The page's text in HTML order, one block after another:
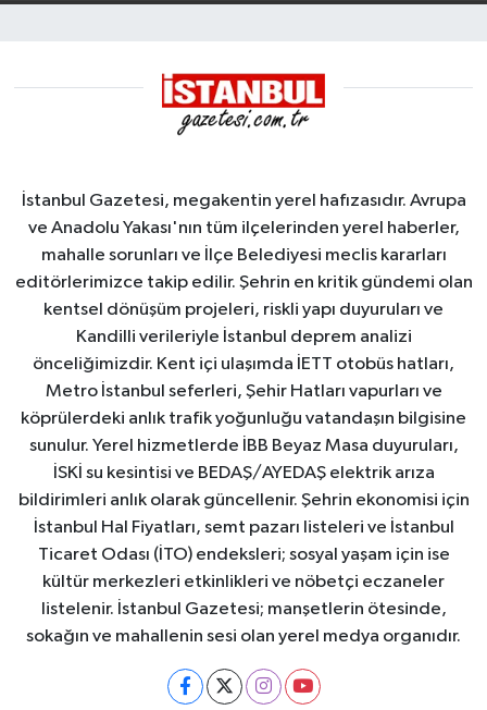
İstanbul Gazetesi, megakentin yerel hafızasıdır. Avrupa
ve Anadolu Yakası'nın tüm ilçelerinden yerel haberler,
mahalle sorunları ve İlçe Belediyesi meclis kararları
editörlerimizce takip edilir. Şehrin en kritik gündemi olan
kentsel dönüşüm projeleri, riskli yapı duyuruları ve
Kandilli verileriyle İstanbul deprem analizi
önceliğimizdir. Kent içi ulaşımda İETT otobüs hatları,
Metro İstanbul seferleri, Şehir Hatları vapurları ve
köprülerdeki anlık trafik yoğunluğu vatandaşın bilgisine
sunulur. Yerel hizmetlerde İBB Beyaz Masa duyuruları,
İSKİ su kesintisi ve BEDAŞ/AYEDAŞ elektrik arıza
bildirimleri anlık olarak güncellenir. Şehrin ekonomisi için
İstanbul Hal Fiyatları, semt pazarı listeleri ve İstanbul
Ticaret Odası (İTO) endeksleri; sosyal yaşam için ise
kültür merkezleri etkinlikleri ve nöbetçi eczaneler
listelenir. İstanbul Gazetesi; manşetlerin ötesinde,
sokağın ve mahallenin sesi olan yerel medya organıdır.